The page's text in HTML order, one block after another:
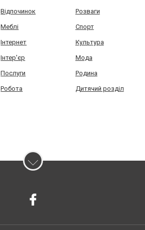
Відпочинок Розваги
Меблі Спорт
Інтернет Культура
Інтер'єр Мода
Послуги Родина
Робота Дитячий розділ